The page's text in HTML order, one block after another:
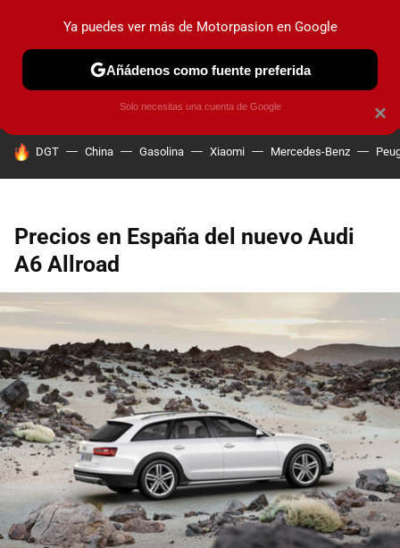
PRUEBAS COCHES ELÉCTRICOS OBSERVATORIO
HOY SE HABLA DE
DGT China Gasolina Xiaomi Mercedes-Benz
Precios en España del nuevo Audi
A6 Allroad
×
Ya puedes ver más de Motorpasion en Google
Añádenos como fuente preferida
Solo necesitas una cuenta de Google